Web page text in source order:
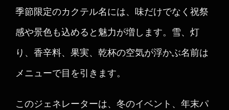
季節限定のカクテル名には、味だけでなく祝祭
感や景色も込めると魅力が増します。雪、灯
り、香辛料、果実、乾杯の空気が浮かぶ名前は
メニューで目を引きます。
このジェネレーターは、冬のイベント、年末パ